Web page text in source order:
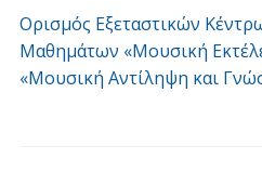
Ορισμός Εξεταστικών
Μαθημάτων «Μουσική
«Μουσική Αντίληψη και